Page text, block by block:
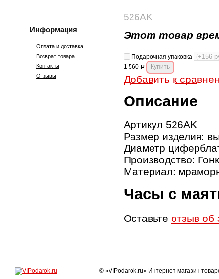
Информация
Оплата и доставка
Возврат товара
Контакты
Отзывы
526AK
Этот товар
Подарочная упаковка
1 560 Р
Добавить к
Описание
Артикул 526AK
Размер изделия:
Диаметр
Производство:
Материал:
Часы с
Оставьте отзыв об
© «VIPodarok.ru» Интернет-магазин